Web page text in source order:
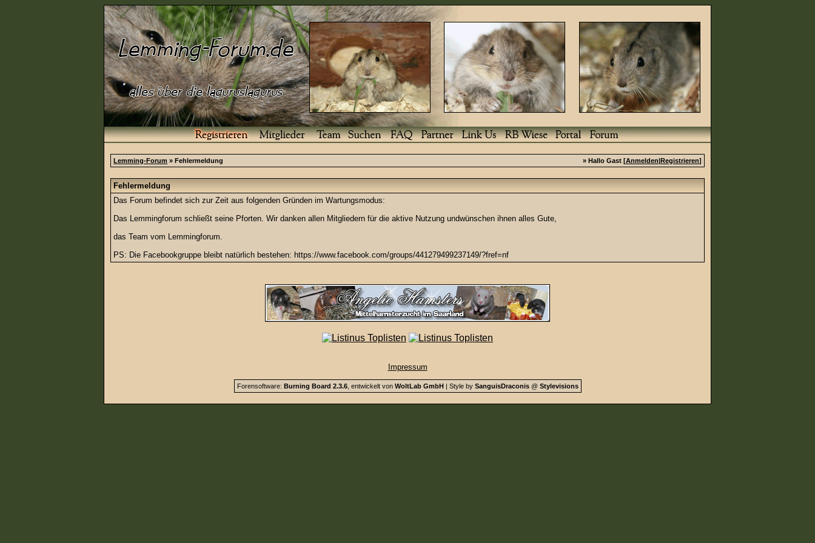
Lemming-Forum » Fehlermeldung » Hallo Gast [Anmelden|Registrieren]
Fehlermeldung
Das Forum befindet sich zur Zeit aus folgenden Gründen im Wartungsmodus:
Das Lemmingforum schließt seine Pforten. Wir danken allen Mitgliedern für die aktive Nutzung undwünschen ihnen alles Gute,
das Team vom Lemmingforum.
PS: Die Facebookgruppe bleibt natürlich bestehen: https://www.facebook.com/groups/441279499237149/?fref=nf
Impressum
Forensoftware: Burning Board 2.3.6, entwickelt von WoltLab GmbH| Style by SanguisDraconis@ Stylevisions